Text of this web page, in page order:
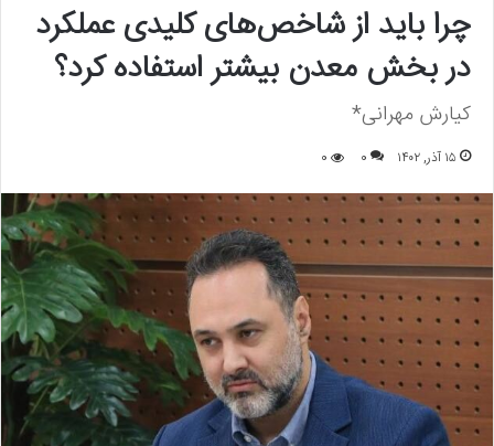
چرا باید از شاخص‌های کلیدی عملکرد
در بخش معدن بیشتر استفاده کرد؟
کیارش مهرانی*
۱۵ آذر, ۱۴۰۲ 0
0